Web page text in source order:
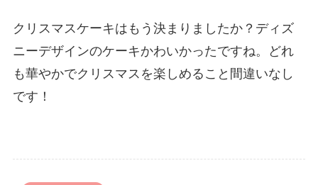
クリスマスケーキはもう決まりましたか？ディズ
ニーデザインのケーキかわいかったですね。どれ
も華やかでクリスマスを楽しめること間違いなし
です！